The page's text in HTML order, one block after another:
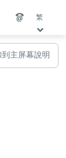
繁
到主屏幕說明